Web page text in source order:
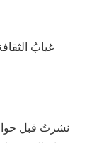
نشرتُ قبل